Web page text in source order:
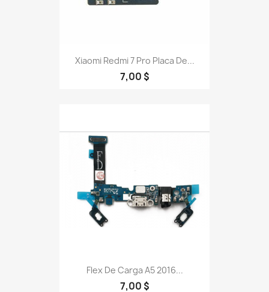
Xiaomi Redmi 7 Pro Placa De...
7,00 $
Flex De Carga A5 2016...
7,00 $